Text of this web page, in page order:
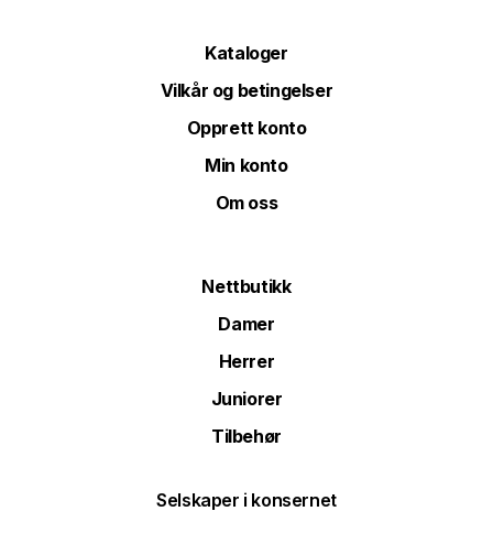
Kataloger
Vilkår og betingelser
Opprett konto
Min konto
Om oss
Nettbutikk
Damer
Herrer
Juniorer
Tilbehør
Selskaper i konsernet